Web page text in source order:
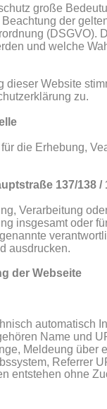
große
der
(DSGVO).
und welche
dieser Website
zu.
die Erhebung,
137/138 /
Verarbeitung
insgesamt oder
ausdrucken.
der Webseite
automatisch
Name und
Meldeung über
Referrer
entstehen ohne